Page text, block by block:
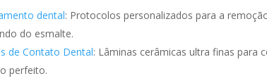
dental: Protocolos personalizados para a
do esmalte.
de Contato Dental: Lâminas cerâmicas ultra finas para
perfeito.